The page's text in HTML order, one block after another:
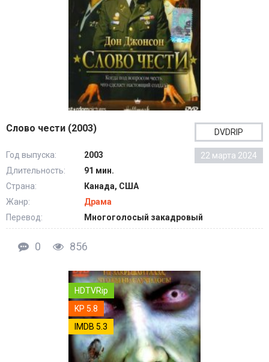
Слово чести (2003) DVDRIP
22 марта 2024
Год выпуска:
2003
Длительность:
91 мин.
Страна:
Канада, США
Жанр:
Драма
Перевод:
Многоголосый закадровый
0 856
HDTVRip
KP 5.8
IMDB 5.3